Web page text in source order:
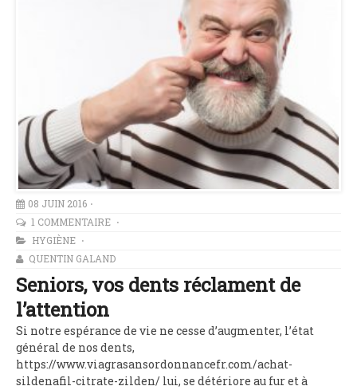
08 JUIN 2016
1 COMMENTAIRE
HYGIÈNE
QUENTIN GALAND
Seniors, vos dents réclament de
l’attention
Si notre espérance de vie ne cesse d’augmenter, l’état
général de nos dents,
https://www.viagrasansordonnancefr.com/achat-
sildenafil-citrate-zilden/ lui, se détériore au fur et à